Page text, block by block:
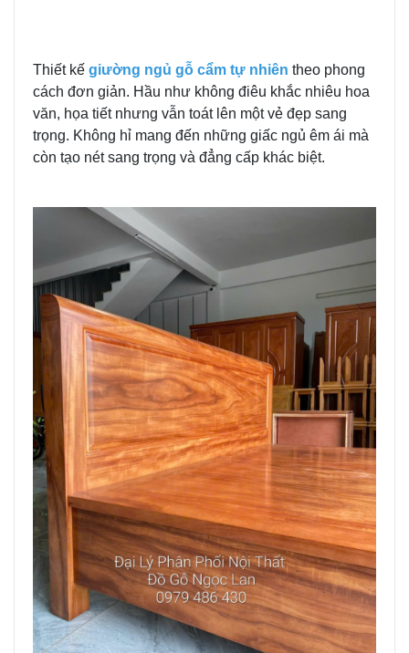
Thiết kế giường ngủ gỗ cẩm tự nhiên theo phong
cách đơn giản. Hầu như không điêu khắc nhiêu hoa
văn, họa tiết nhưng vẫn toát lên một vẻ đẹp sang
trọng. Không hỉ mang đến những giấc ngủ êm ái mà
còn tạo nét sang trọng và đẳng cấp khác biệt.